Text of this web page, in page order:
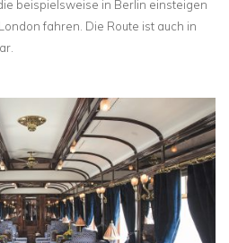
beispielsweise in Berlin einsteigen
fahren. Die Route ist auch in